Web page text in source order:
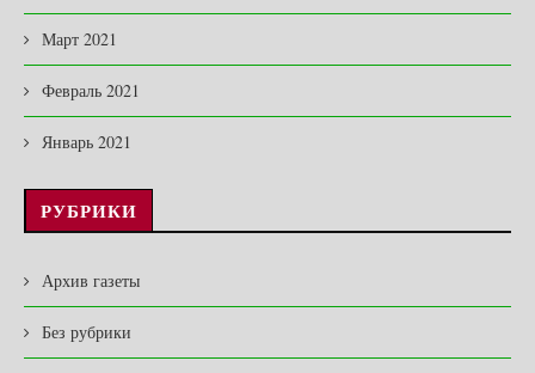
Март 2021
Февраль 2021
Январь 2021
РУБРИКИ
Архив газеты
Без рубрики